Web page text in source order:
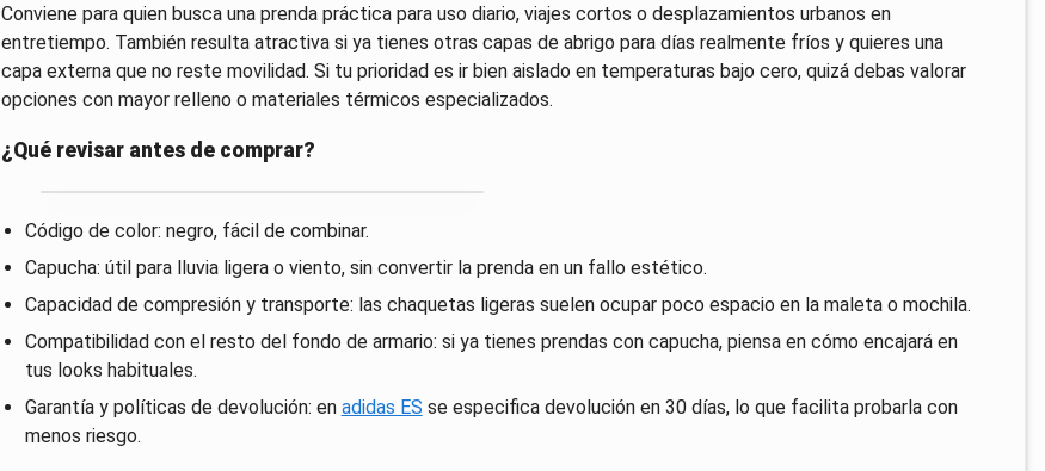
Conviene para quien busca una prenda práctica para uso diario, viajes cortos o desplazamientos urbanos en
entretiempo. También resulta atractiva si ya tienes otras capas de abrigo para días realmente fríos y quieres una
capa externa que no reste movilidad. Si tu prioridad es ir bien aislado en temperaturas bajo cero, quizá debas valorar
opciones con mayor relleno o materiales térmicos especializados.
¿Qué revisar antes de comprar?
Código de color: negro, fácil de combinar.
Capucha: útil para lluvia ligera o viento, sin convertir la prenda en un fallo estético.
Capacidad de compresión y transporte: las chaquetas ligeras suelen ocupar poco espacio en la maleta o mochila.
Compatibilidad con el resto del fondo de armario: si ya tienes prendas con capucha, piensa en cómo encajará en
tus looks habituales.
Garantía y políticas de devolución: en adidas ES se especifica devolución en 30 días, lo que facilita probarla con
menos riesgo.